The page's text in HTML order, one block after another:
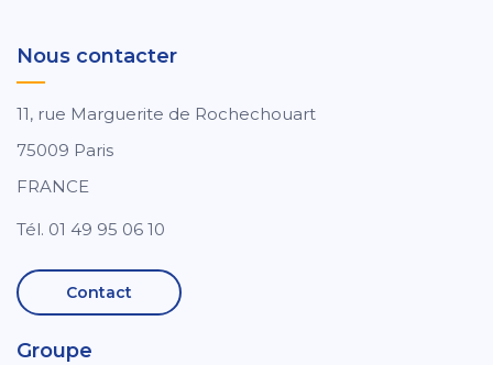
Nous contacter
11, rue Marguerite de Rochechouart
75009 Paris
FRANCE
Tél. 01 49 95 06 10
Contact
Groupe